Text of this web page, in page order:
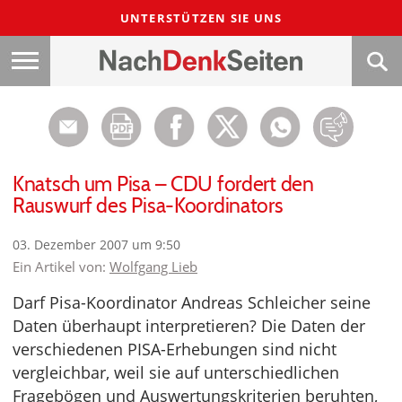
UNTERSTÜTZEN SIE UNS
Knatsch um Pisa – CDU fordert den
Rauswurf des Pisa-Koordinators
03. Dezember 2007 um 9:50
Ein Artikel von: Wolfgang Lieb
Darf Pisa-Koordinator Andreas Schleicher seine
Daten überhaupt interpretieren? Die Daten der
verschiedenen PISA-Erhebungen sind nicht
vergleichbar, weil sie auf unterschiedlichen
Fragebögen und Auswertungskriterien beruhten,